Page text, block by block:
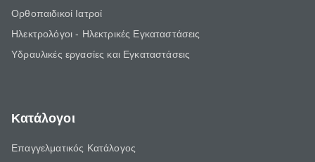
Ορθοπαιδικοί Ιατροί
Ηλεκτρολόγοι - Ηλεκτρικές Εγκαταστάσεις
Υδραυλικές εργασίες και Εγκαταστάσεις
Κατάλογοι
Επαγγελματικός Κατάλογος